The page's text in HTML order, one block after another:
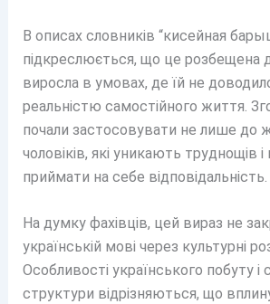
В описах словників “кисейная
підкреслюється, що це розбещена
виросла в умовах, де їй не
реальністю самостійного життя.
почали застосовувати не лише до
чоловіків, які уникають труднощів і
приймати на себе відповідальність.
На думку фахівців, цей вираз не
українській мові через культурні
Особливості українського побуту і
структури відрізняються, що